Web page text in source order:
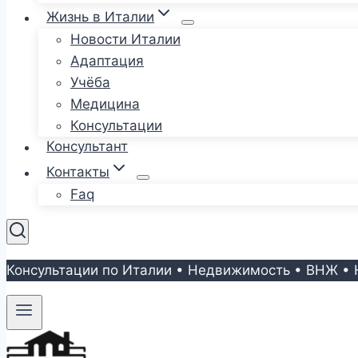
Жизнь в Италии
Новости Италии
Адаптация
Учёба
Медицина
Консультации
Консультант
Контакты
Faq
Консультации по Италии • Недвижимость • ВНЖ •